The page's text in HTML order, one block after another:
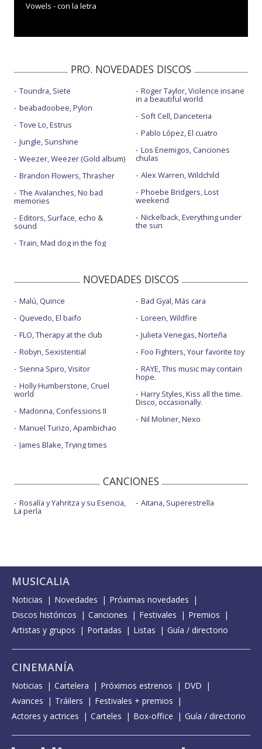
Vowels - con la letra
PRO. NOVEDADES DISCOS
Toundra, Siete
beabadoobee, Pylon
Tove Lo, Estrus
Jungle, Sunshine
Weezer, Weezer (Gold album)
Brandon Flowers, Thrasher
The Avalanches, No bad
memories
Editors, Surface, echo &
sound
Train, Mad dog in the fog
Roger Taylor, Violence insane
in a beautiful world
Soft Cell, Danceteria
Pablo López, El cuatro
Los Enemigos, Canciones
chulas
Alex Warren, Wildchild
Phoebe Bridgers, Lost
weekend
Nickelback, Everything under
the sun
NOVEDADES DISCOS
Malú, Quince
Quevedo, El baifo
FLO, Therapy at the club
Robyn, Sexistential
Sienna Spiro, Visitor
Holly Humberstone, Cruel
world
Madonna, Confessions II
Manuel Turizo, Apambichao
James Blake, Trying times
Bad Gyal, Más cara
Loreen, Wildfire
Julieta Venegas, Norteña
Foo Fighters, Your favorite toy
RAYE, This music may contain
hope.
Harry Styles, Kiss all the time.
Disco, occasionally.
Nil Moliner, Nexo
CANCIONES
Rosalía y Yahritza y su Esencia,
La perla
Aitana, Superestrella
MUSICALIA
Noticias Novedades
Próximas novedades
Discos históricos
Canciones Festivales
Premios
Artistas y grupos
Portadas Listas Guía / directorio
CINEMANÍA
Noticias Cartelera Próximos estrenos
DVD
Avances
Tráilers
Festivales + premios
Actores y actrices
Carteles Box-office Guía / directorio